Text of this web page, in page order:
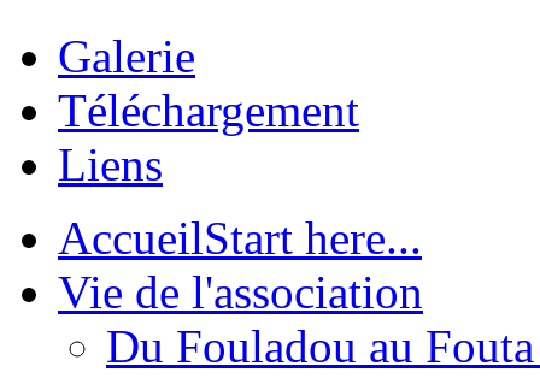
Galerie
Téléchargement
Liens
AccueilStart here...
Vie de l'association
Du Fouladou au